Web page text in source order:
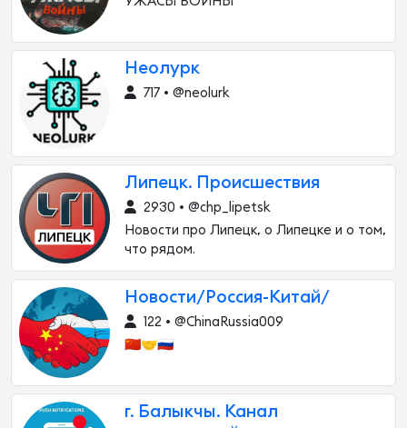
Неолурк
717 • @neolurk
Липецк. Происшествия
2930 • @chp_lipetsk
Новости про Липецк, о Липецке и о том,
что рядом.
Новости/Россия-Китай/
122 • @ChinaRussia009
🇨🇳🤝🇷🇺
г. Балыкчы. Канал